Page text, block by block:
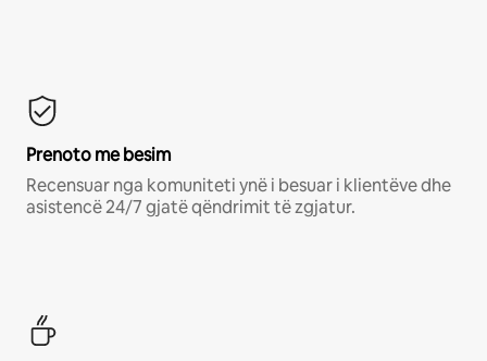
Prenoto me besim
Recensuar nga komuniteti ynë i besuar i klientëve dhe
asistencë 24/7 gjatë qëndrimit të zgjatur.